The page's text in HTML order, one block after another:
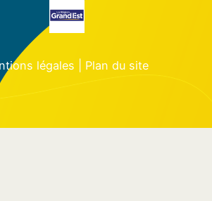
légales Plan du site